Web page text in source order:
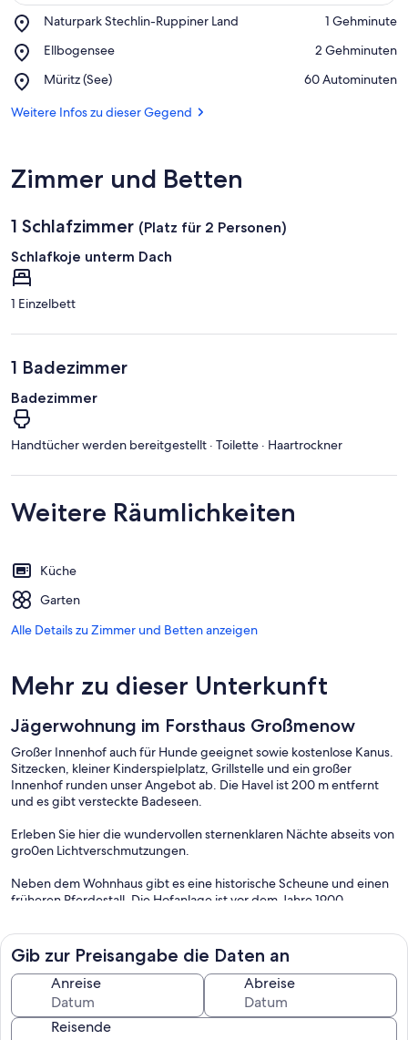
Naturpark Stechlin-Ruppiner Land
Place,
Stechlin-
Land
‪1 Gehminute‬
Ellbogensee
Place,
‪2 Gehminuten‬
Müritz (See)
Place,
(See)
‪60 Autominuten‬
Weitere Infos zu dieser Gegend
Zimmer und Betten
1 Schlafzimmer (Platz für 2 Personen)
Schlafkoje unterm Dach
1 Einzelbett
1 Badezimmer
Badezimmer
Handtücher werden bereitgestellt · Toilette · Haartrockner
Weitere Räumlichkeiten
Küche
Garten
Alle Details zu Zimmer und Betten anzeigen
Mehr zu dieser Unterkunft
Jägerwohnung im Forsthaus Großmenow
Großer Innenhof auch für Hunde geeignet sowie kostenlose Kanus.
Sitzecken, kleiner Kinderspielplatz, Grillstelle und ein großer
Innenhof runden unser Angebot ab. Die Havel ist 200 m entfernt
und es gibt versteckte Badeseen.
Erleben Sie hier die wundervollen sternenklaren Nächte abseits von
gro0en Lichtverschmutzungen.
Neben dem Wohnhaus gibt es eine historische Scheune und einen
früheren Pferdestall. Die Hofanlage ist vor dem Jahre 1900
Holztransportbetrieb mit einer Schmiede. Heute bewirtschaften wir
von hier aus den Forstbetrieb Forst Menow / Havel mit eigener
Jagd. Zwei Ferienwohnungen im Dachgeschoss laden zum
kurzweiligen Urlaub ein. Die nahe gelegene Havel und der
Ellbogensee sind besten geeignet für ausgedehnete
Wasserwandertouren. Im Mietpreis sind die beiden Kanus in
Absprache mit den anderen Nutzern, enthalten.
Gib zur Preisangabe die Daten an
Anreise Abreise
Reisende